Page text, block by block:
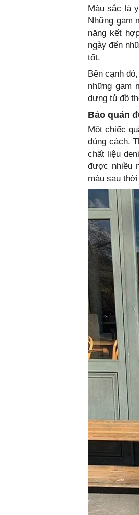
Màu sắc là
Những gam
năng kết
ngày đến
tốt.
Bên cạnh
những gam
dựng tủ đồ
Bảo quản
Một chiếc
đúng cách.
chất liệu
được nhiều
màu sau